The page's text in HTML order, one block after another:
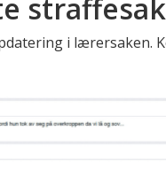
i lærersaken.